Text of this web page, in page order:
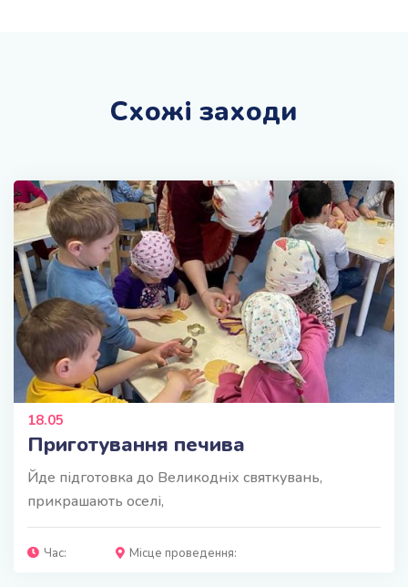
Схожі заходи
18.05
Приготування печива
Йде підготовка до Великодніх святкувань,
прикрашають оселі,
Час: Місце проведення: